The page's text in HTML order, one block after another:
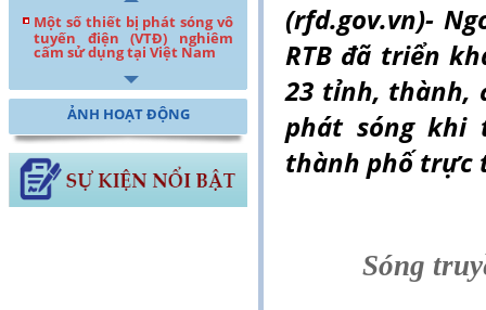
Một số thiết bị phát sóng vô
tuyến điện (VTĐ) nghiêm
cấm sử dụng tại Việt Nam
ẢNH HOẠT ĐỘNG
(rfd.gov.vn)-
RTB đã triển
23 tỉnh, thành,
phát sóng khi
thành phố trực
Sóng